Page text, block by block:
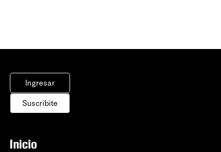
Ingresar
Suscribite
Inicio